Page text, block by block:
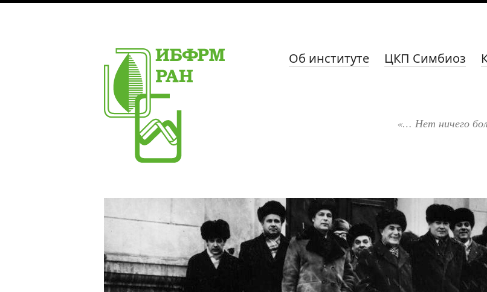
Об институте ЦКП Симбиоз
«… Нет ничего